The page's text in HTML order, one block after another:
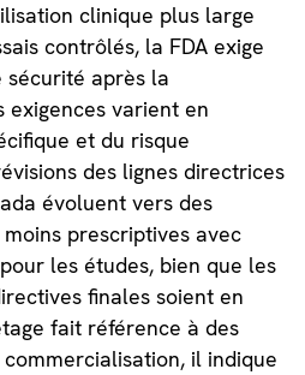
clinique plus large
contrôlés, la FDA exige
sécurité après la
exigences varient en
et du risque
des lignes directrices
évoluent vers des
prescriptives avec
les études, bien que les
finales soient en
fait référence à des
il indique